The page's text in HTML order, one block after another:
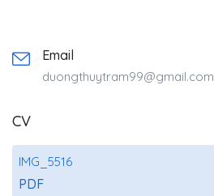
Email
duongthuytram99@gmail.com
CV
IMG_5516
PDF